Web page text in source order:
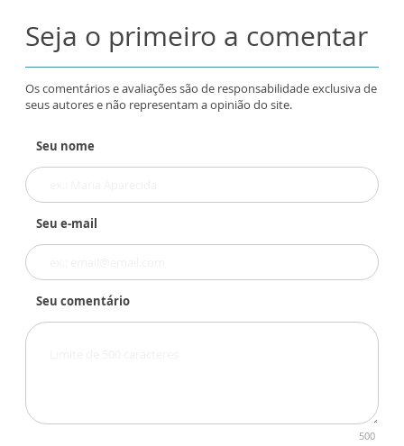
Seja o primeiro a comentar
Os comentários e avaliações são de responsabilidade exclusiva de
seus autores e não representam a opinião do site.
Seu nome
Seu e-mail
Seu comentário
500